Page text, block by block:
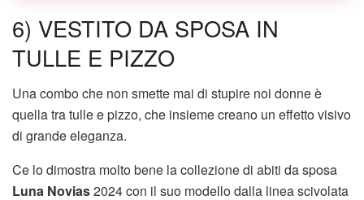
6) VESTITO DA SPOSA IN
TULLE E PIZZO
Una combo che non smette mai di stupire noi donne è
quella tra tulle e pizzo, che insieme creano un effetto visivo
di grande eleganza.
Ce lo dimostra molto bene la collezione di abiti da sposa
Luna Novias2024 con il suo modello dalla linea scivolata